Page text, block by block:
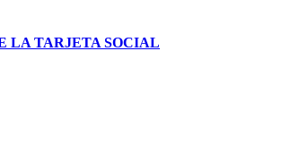
LA TARJETA SOCIAL